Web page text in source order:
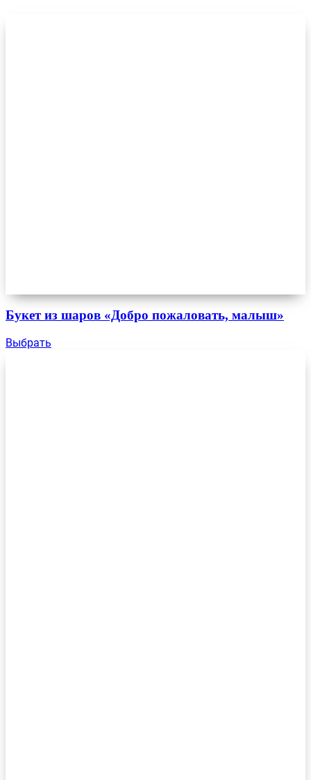
Букет из шаров «Добро пожаловать, малыш»
Выбрать